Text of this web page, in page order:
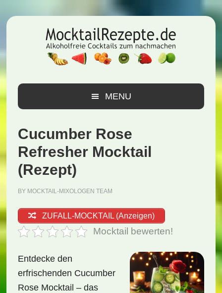
Hauptnavigation
Inhalt
Seitenspalte
MENU
Cucumber Rose
Refresher Mocktail
(Rezept)
BY MOCKTAIL-MIXOLOGEN TEAM
ZUFALL-MOCKTAIL (Anzeigen)
Mocktail bewerten!
Entdecke den
erfrischenden Cucumber
Rose Mocktail – das